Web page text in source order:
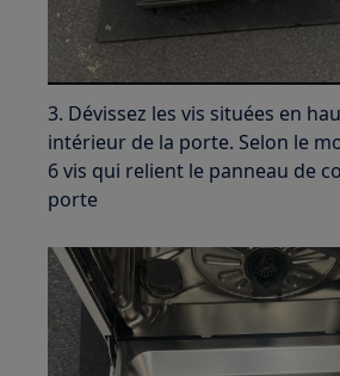
3. Dévissez les vis situées en
intérieur de la porte. Selon le
6 vis qui relient le panneau de
porte